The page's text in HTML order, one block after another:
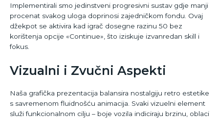
Implementirali smo jedinstveni progresivni sustav gdje manji
procenat svakog uloga doprinosi zajedničkom fondu. Ovaj
džekpot se aktivira kad igrač dosеgne razinu 50 bez
korištenja opcije «Continue», što iziskuje izvanredan skill i
fokus.
Vizualni i Zvučni Aspekti
Naša grafička prezentacija balansira nostalgiju retro estetike
s savremenom fluidnošću animacija. Svaki vizuelni element
služi funkcionalnom cilju – boje vozila indiciraju brzinu, oblaci